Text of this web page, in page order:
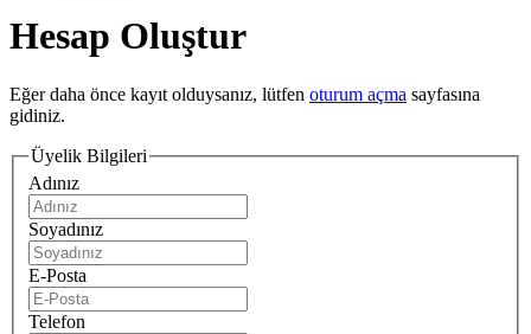
Hesap Oluştur
Eğer daha önce kayıt olduysanız, lütfen oturum açma sayfasına
gidiniz.
Üyelik Bilgileri
Adınız
Soyadınız
E-Posta
Telefon